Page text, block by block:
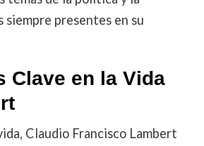
siempre presentes en su
Clave en la Vida
Claudio Francisco Lambert